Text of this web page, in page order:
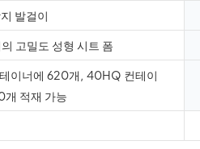
발걸이
고밀도 성형 시트 폼
이너에 620개, 40HQ 컨테이
개 적재 가능